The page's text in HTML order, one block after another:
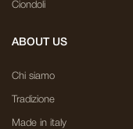
Ciondoli
ABOUT US
Chi siamo
Tradizione
Made in italy